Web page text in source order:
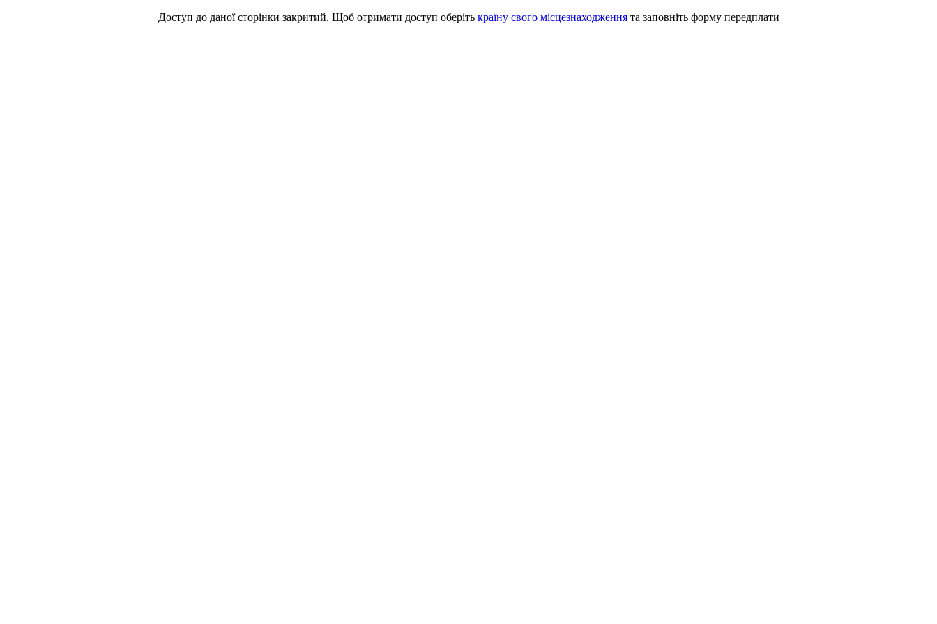
Доступ до даної сторінки закритий. Щоб отримати доступ оберіть країну свого місцезнаходженнята заповніть форму передплати